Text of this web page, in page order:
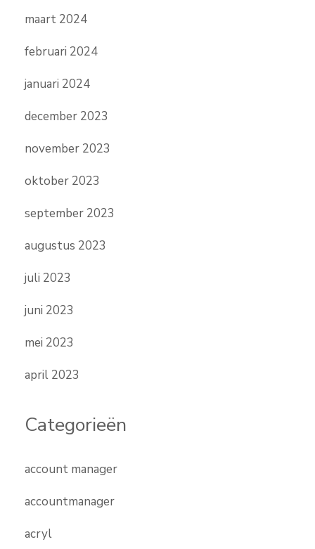
maart 2024
februari 2024
januari 2024
december 2023
november 2023
oktober 2023
september 2023
augustus 2023
juli 2023
juni 2023
mei 2023
april 2023
Categorieën
account manager
accountmanager
acryl